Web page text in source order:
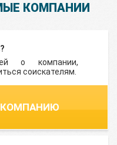
КОМПАНИИ
о компании,
соискателям.